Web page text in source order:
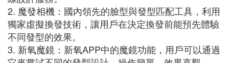
2. 魔發相機：國內領先的臉型與發型匹配工具，利用
獨家虛擬換發技術，讓用戶在決定換發前能預先體驗
不同發型的效果。
3. 新氧魔鏡：新氧APP中的魔鏡功能，用戶可以通過